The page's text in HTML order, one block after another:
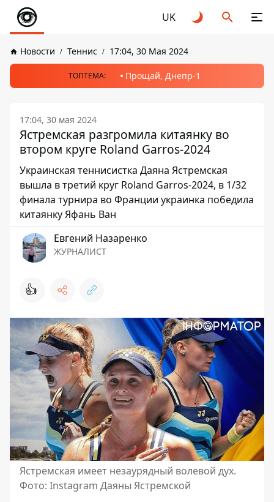
UK
Новости Теннис 17:04, 30 Мая 2024
ТОПТЕМА: Прощай, Днепр-1
17:04, 30 мая 2024
Ястремская разгромила китаянку во
втором круге Roland Garros-2024
Украинская теннисистка Даяна Ястремская
вышла в третий круг Roland Garros-2024, в 1/32
финала турнира во Франции украинка победила
китаянку Яфань Ван
Евгений Назаренко
ЖУРНАЛИСТ
👍
Ястремская имеет незаурядный волевой дух.
Фото: Instagram Даяны Ястремской